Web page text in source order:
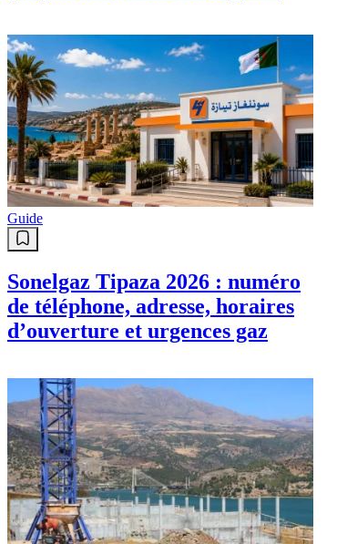
Guide
Sonelgaz Tipaza 2026 : numéro
de téléphone, adresse, horaires
d’ouverture et urgences gaz